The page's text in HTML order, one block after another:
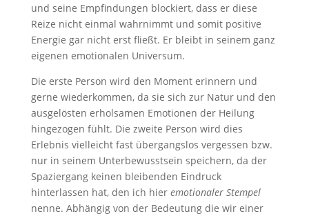
und seine Empfindungen blockiert, dass er diese
Reize nicht einmal wahrnimmt und somit positive
Energie gar nicht erst fließt. Er bleibt in seinem ganz
eigenen emotionalen Universum.
Die erste Person wird den Moment erinnern und
gerne wiederkommen, da sie sich zur Natur und den
ausgelösten erholsamen Emotionen der Heilung
hingezogen fühlt. Die zweite Person wird dies
Erlebnis vielleicht fast übergangslos vergessen bzw.
nur in seinem Unterbewusstsein speichern, da der
Spaziergang keinen bleibenden Eindruck
hinterlassen hat, den ich hier emotionaler Stempel
nenne. Abhängig von der Bedeutung die wir einer